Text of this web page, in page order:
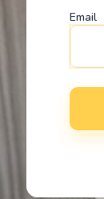
Email